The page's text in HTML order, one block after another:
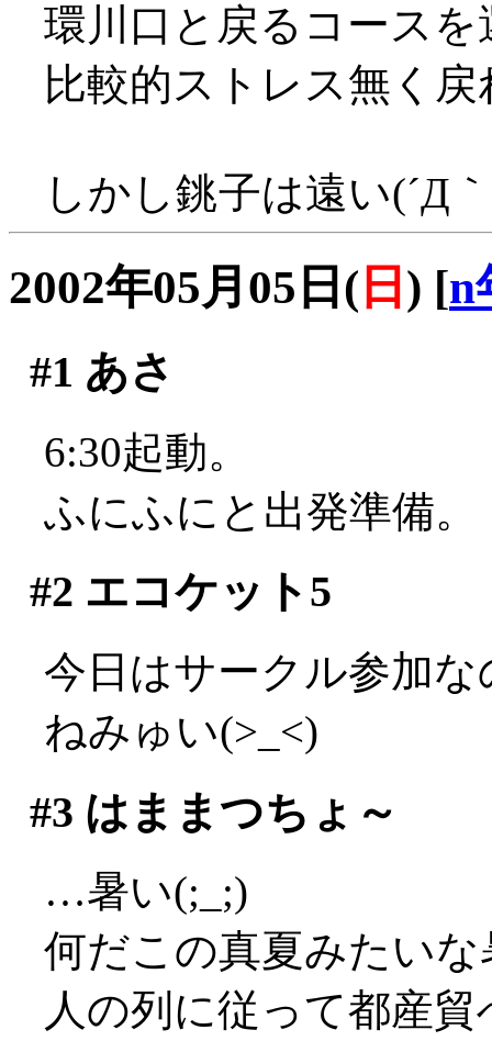
環川口と戻るコースを
比較的ストレス無く
しかし銚子は遠い(´Д
2002年05月05日( 日 ) [n
#1 あさ
6:30起動。
ふにふにと出発準備。
#2 エコケット5
今日はサークル参加
ねみゅい(>_<)
#3 はままつちょ～
…暑い(;_;)
何だこの真夏みたいな
人の列に従って都産